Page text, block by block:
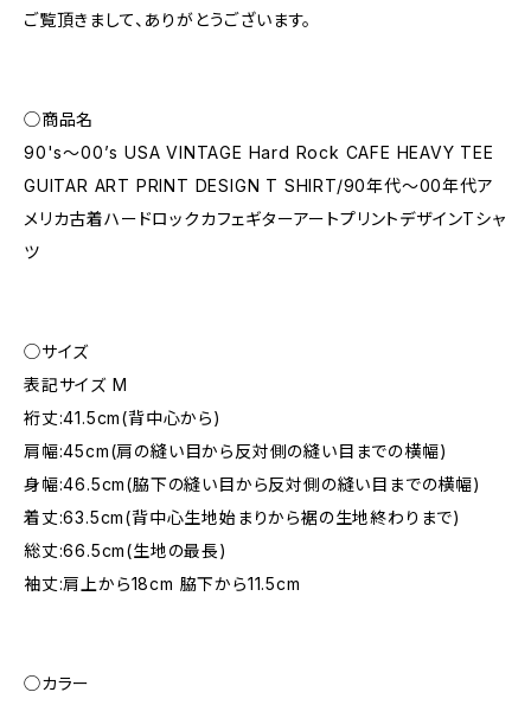
ご覧頂きまして、ありがとうございます。
◯商品名
90's〜00’s USA VINTAGE Hard Rock CAFE HEAVY TEE
GUITAR ART PRINT DESIGN T SHIRT/90年代〜00年代ア
メリカ古着ハードロックカフェギターアートプリントデザインTシャ
ツ
◯サイズ
表記サイズ M
裄丈:41.5cm(背中心から)
肩幅:45cm(肩の縫い目から反対側の縫い目までの横幅)
身幅:46.5cm(脇下の縫い目から反対側の縫い目までの横幅)
着丈:63.5cm(背中心生地始まりから裾の生地終わりまで)
総丈:66.5cm(生地の最長)
袖丈:肩上から18cm 脇下から11.5cm
◯カラー